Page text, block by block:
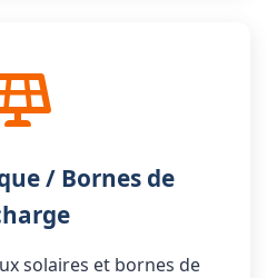
/ Bornes de
solaires et bornes de